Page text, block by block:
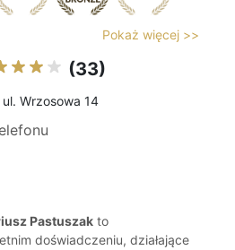
Pokaż więcej >>
(33)
Wrzosowa 14
Pastuszak to
doświadczeniu, działające